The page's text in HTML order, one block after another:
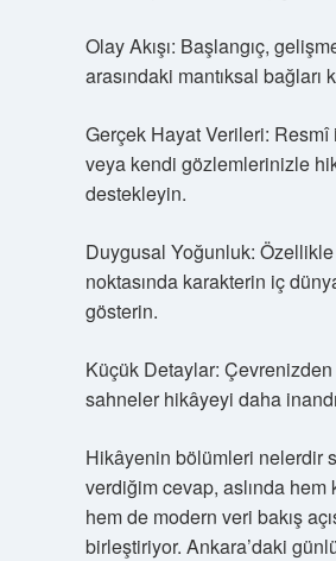
Olay Akışı: Başlangıç,
arasındaki mantıksal bağları
Gerçek Hayat Verileri: Resmî
veya kendi gözlemlerinizle
destekleyin.
Duygusal Yoğunluk:
noktasında karakterin iç
gösterin.
Küçük Detaylar: Çevrenizden
sahneler hikâyeyi daha
Hikâyenin bölümleri nelerdir
verdiğim cevap, aslında hem
hem de modern veri bakış
birleştiriyor. Ankara’daki